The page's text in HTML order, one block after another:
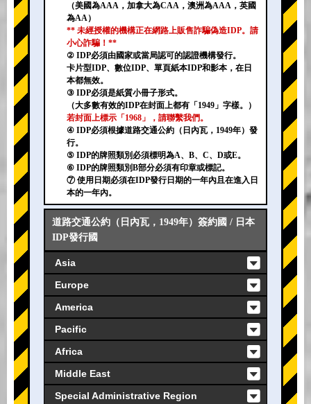
（美國為AAA，加拿大為CAA，澳洲為AAA，英國
為AA）
** 未經授權的機構正在網路上販售詐騙偽造IDP。請
小心詐騙！**
② IDP必須由國家或當局認可的認證機構發行。
卡片型IDP、數位IDP、單頁紙本IDP和影本，在日
本都無效。
③ IDP必須是紙質小冊子形式。
（大多數有效的IDP在封面上都有「1949」字樣。）
若封面上標示「1968」，請聯繫我們。
④ IDP必須根據道路交通公約（日內瓦，1949年）發
行。
⑤ IDP的牌照類別必須標明為A、B、C、D或E。
⑥ IDP的牌照類別B部分必須有印章或標記。
⑦ 使用日期必須在IDP發行日期的一年內且在進入日
本的一年內。
道路交通公約（日內瓦，1949年）簽約國 / 日本
IDP發行國
Asia
Europe
America
Pacific
Africa
Middle East
Special Administrative Region